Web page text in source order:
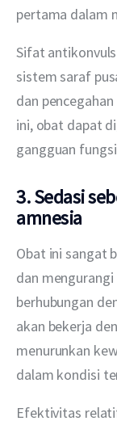
pertama dalam
Sifat
sistem saraf
dan
ini, obat dapat
gangguan
3. Sedasi
amnesia
Obat ini sangat
dan
berhubungan
akan bekerja
menurunkan
dalam kondisi
Efektivitas